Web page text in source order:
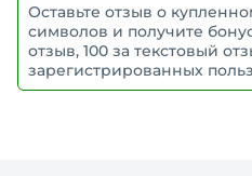
Оставьте отзыв о
символов и получите
отзыв, 100 за текстовый
зарегистрированных